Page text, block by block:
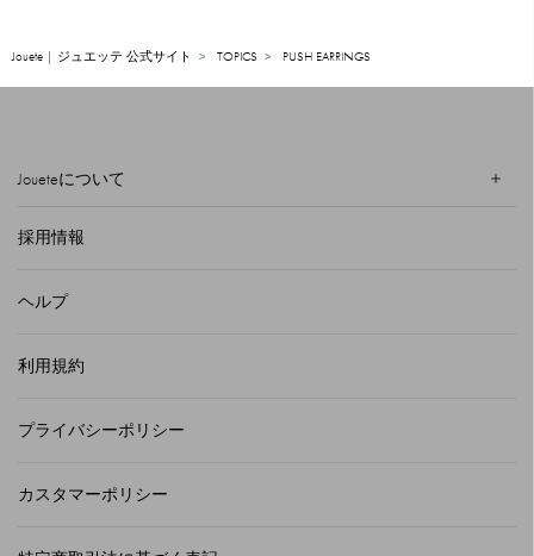
Jouete | ジュエッテ 公式サイト TOPICS PUSH EARRINGS
Joueteについて
採用情報
ヘルプ
利用規約
プライバシーポリシー
カスタマーポリシー